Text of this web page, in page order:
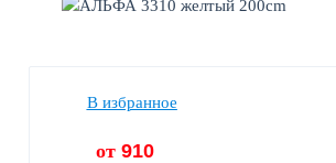
В избранное
от 910